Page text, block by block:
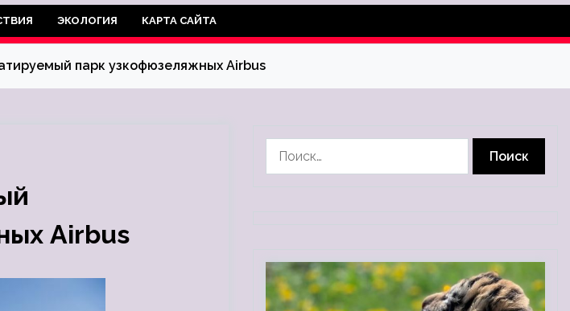
ЭКОЛОГИЯ КАРТА САЙТА
парк узкофюзеляжных Airbus
Airbus